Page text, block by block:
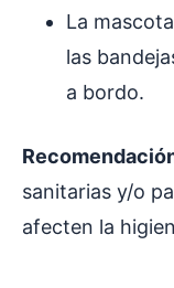
La
las
a bordo.
sanitarias y/o
afecten la